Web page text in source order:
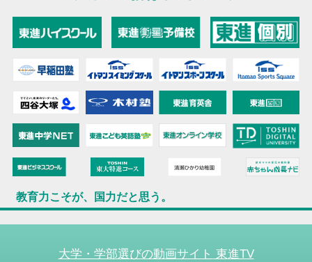
教育力こそが、国力だと思う。
大学・学部選びの動画サイト 東進TV